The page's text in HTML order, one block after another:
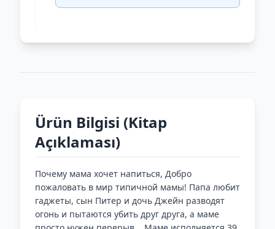
Ürün Bilgisi (Kitap
Açıklaması)
Почему мама хочет напиться, Добро
пожаловать в мир типичной мамы! Папа любит
гаджеты, сын Питер и дочь Джейн разводят
огонь и пытаются убить друг друга, а маме